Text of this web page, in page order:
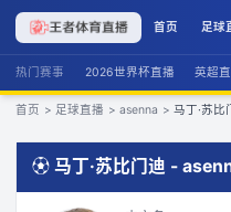
首页 足球
热门赛事 2026世界杯直播 英超
首页 > 足球直播 > asenna > 马丁·苏比
⚽ 马丁·苏比门迪 -